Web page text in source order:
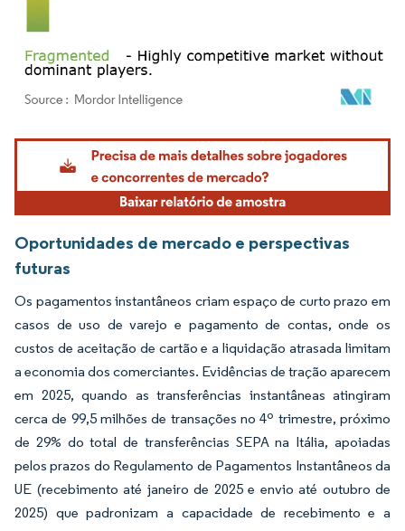
Imagem © Mordor Intelligence. O reuso requer atribuição conforme CC BY 4.0.
Oportunidades de mercado e perspectivas
futuras
Os pagamentos instantâneos criam espaço de curto prazo em
casos de uso de varejo e pagamento de contas, onde os
custos de aceitação de cartão e a liquidação atrasada limitam
a economia dos comerciantes. Evidências de tração aparecem
em 2025, quando as transferências instantâneas atingiram
cerca de 99,5 milhões de transações no 4º trimestre, próximo
de 29% do total de transferências SEPA na Itália, apoiadas
pelos prazos do Regulamento de Pagamentos Instantâneos da
UE (recebimento até janeiro de 2025 e envio até outubro de
2025) que padronizam a capacidade de recebimento e a